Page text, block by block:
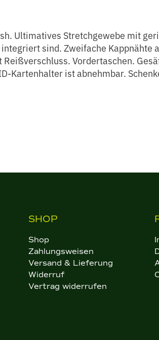
Ultimatives Stretchgewebe mit
sind. Zweifache
Vordertaschen.
ist abnehmbar.
SHOP
Shop
Zahlungsweisen
Versand & Lieferung
Widerruf
Vertrag widerrufen